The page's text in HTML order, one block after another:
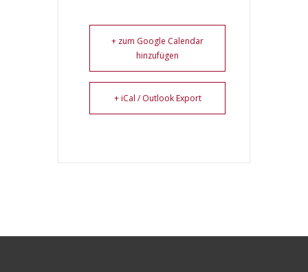
+ zum Google Calendar
hinzufügen
+ iCal / Outlook Export